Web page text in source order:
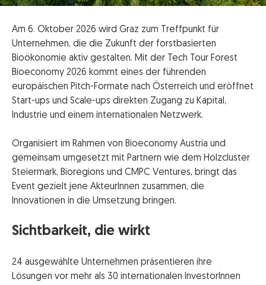
Am 6. Oktober 2026 wird Graz zum Treffpunkt für
Unternehmen, die die Zukunft der forstbasierten
Bioökonomie aktiv gestalten. Mit der Tech Tour Forest
Bioeconomy 2026 kommt eines der führenden
europäischen Pitch-Formate nach Österreich und eröffnet
Start-ups und Scale-ups direkten Zugang zu Kapital,
Industrie und einem internationalen Netzwerk.
Organisiert im Rahmen von Bioeconomy Austria und
gemeinsam umgesetzt mit Partnern wie dem Holzcluster
Steiermark, Bioregions und CMPC Ventures, bringt das
Event gezielt jene AkteurInnen zusammen, die
Innovationen in die Umsetzung bringen.
Sichtbarkeit, die wirkt
24 ausgewählte Unternehmen präsentieren ihre
Lösungen vor mehr als 30 internationalen InvestorInnen